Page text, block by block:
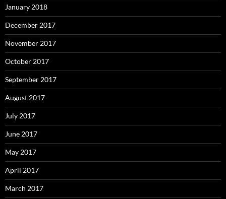
January 2018
December 2017
November 2017
October 2017
September 2017
August 2017
July 2017
June 2017
May 2017
April 2017
March 2017